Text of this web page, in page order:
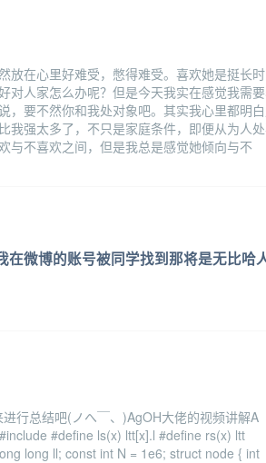
放在心里好难受，憋得难受。喜欢她是挺长
对人家怎么办呢？但是今天我实在感觉我需
，要不然你和我处对象吧。其实我心里都明
我强太多了，不只是家庭条件，即便从为人
与不喜欢之间，但是我总是感觉她倾向与不
在微博的账号被同学找到那将是无比哈
行总结吧(ノへ￣、)AgOH大佬的视频讲解A
#define ls(x) ltt[x].l #define rs(x) ltt
long ll; const int N = 1e6; struct node { int